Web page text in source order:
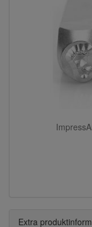
Extra